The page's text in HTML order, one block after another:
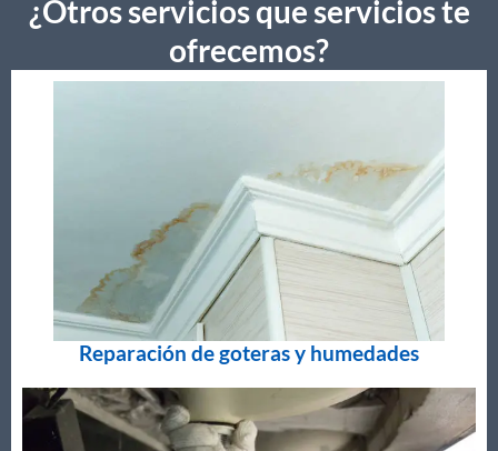
¿Otros servicios que servicios te
ofrecemos?
Reparación de goteras y humedades